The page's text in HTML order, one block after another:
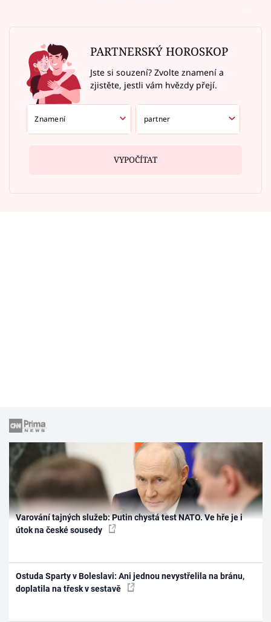
PARTNERSKÝ HOROSKOP
Jste si souzení? Zvolte znamení a
zjistěte, jestli vám hvězdy přejí.
VYPOČÍTAT
Varování tajných služeb: Putin chystá test NATO. Ve hře je i
útok na české sousedy
Ostuda Sparty v Boleslavi: Ani jednou nevystřelila na bránu,
doplatila na třesk v sestavě